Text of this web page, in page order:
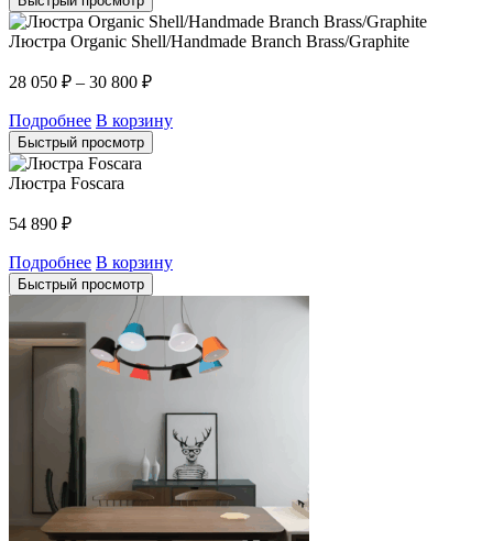
Люстра Organic Shell/Handmade Branch Brass/Graphite
28 050 ₽ – 30 800 ₽
Подробнее В корзину
Быстрый просмотр
Люстра Foscara
54 890 ₽
Подробнее В корзину
Быстрый просмотр